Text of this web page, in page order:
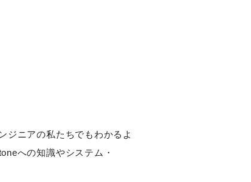
ジニアの私たちでもわかるよ
への知識やシステム・